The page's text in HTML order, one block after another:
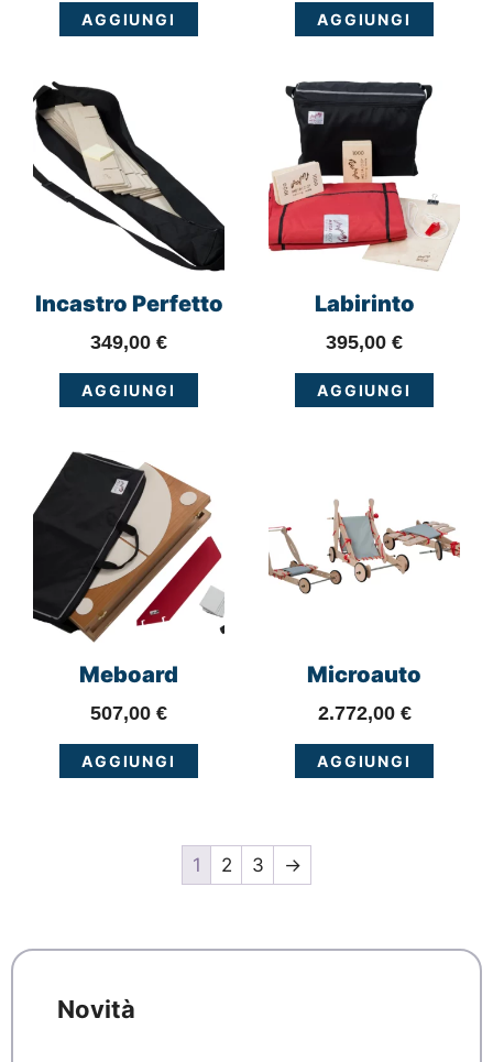
AGGIUNGI AGGIUNGI
Incastro Perfetto
349,00 €
AGGIUNGI
Labirinto
395,00 €
AGGIUNGI
Meboard
507,00 €
AGGIUNGI
Microauto
2.772,00 €
AGGIUNGI
1 2 3 →
Novità